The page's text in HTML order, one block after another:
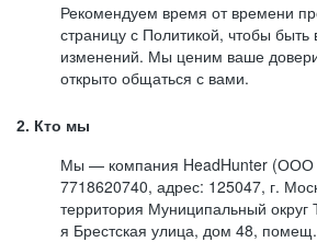
Рекомендуем время от времени
страницу с Политикой, чтобы быть
изменений. Мы ценим ваше
открыто общаться с вами.
2. Кто мы
Мы — компания HeadHunter (ООО
7718620740, адрес: 125047, г.
территория Муниципальный округ
я Брестская улица, дом 48,